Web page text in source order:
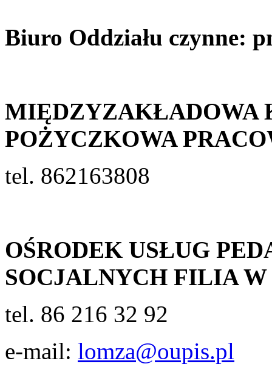
Biuro Oddziału czynne:
MIĘDZYZAKŁADOWA
POŻYCZKOWA
tel. 862163808
OŚRODEK USŁUG
SOCJALNYCH FILIA
tel. 86 216 32 92
e-mail: lomza@oupis.pl